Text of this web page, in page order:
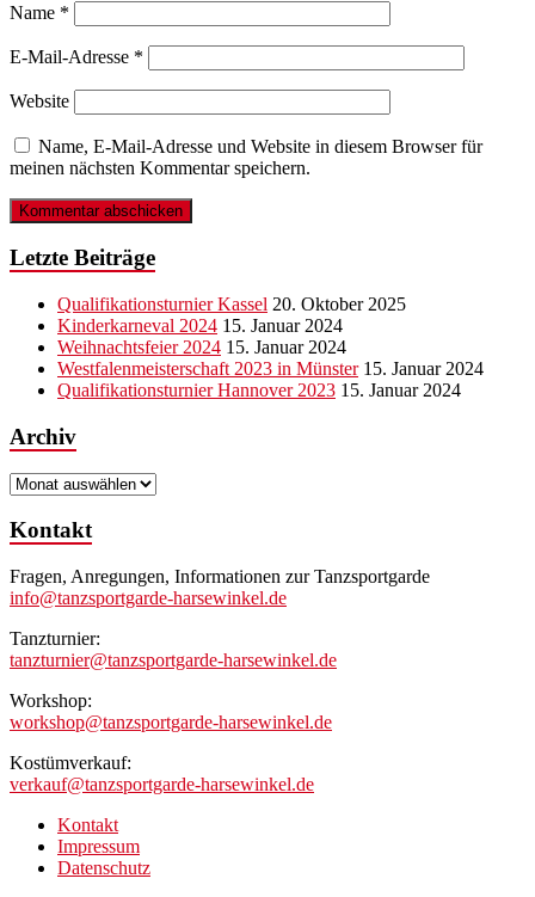
Name *
E-Mail-Adresse *
Website
Name, E-Mail-Adresse und Website in diesem Browser für
meinen nächsten Kommentar speichern.
Letzte Beiträge
Qualifikationsturnier Kassel 20. Oktober 2025
Kinderkarneval 2024 15. Januar 2024
Weihnachtsfeier 2024 15. Januar 2024
Westfalenmeisterschaft 2023 in Münster 15. Januar 2024
Qualifikationsturnier Hannover 2023 15. Januar 2024
Archiv
Archiv
Kontakt
Fragen, Anregungen, Informationen zur Tanzsportgarde
info@tanzsportgarde-harsewinkel.de
Tanzturnier:
tanzturnier@tanzsportgarde-harsewinkel.de
Workshop:
workshop@tanzsportgarde-harsewinkel.de
Kostümverkauf:
verkauf@tanzsportgarde-harsewinkel.de
Kontakt
Impressum
Datenschutz